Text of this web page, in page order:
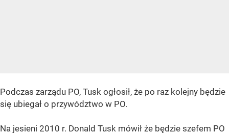
Podczas zarządu PO, Tusk ogłosił, że po raz kolejny będzie
się ubiegał o przywództwo w PO.
Na jesieni 2010 r. Donald Tusk mówił że będzie szefem PO